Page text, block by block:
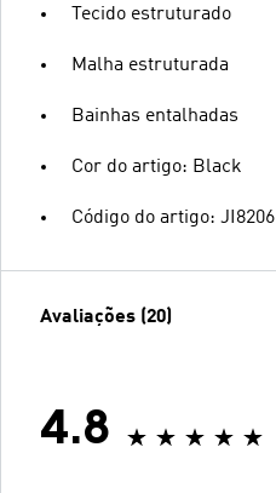
Tecido estruturado
Malha estruturada
Bainhas entalhadas
Cor do artigo: Black
Código do artigo: JI8206
Avaliações (20)
4.8